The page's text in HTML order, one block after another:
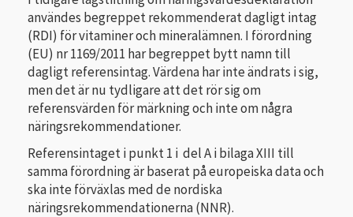
användes begreppet rekommenderat dagligt intag
(RDI) för vitaminer och mineralämnen. I förordning
(EU) nr 1169/2011 har begreppet bytt namn till
dagligt referensintag. Värdena har inte ändrats i sig,
men det är nu tydligare att det rör sig om
referensvärden för märkning och inte om några
näringsrekommendationer.
Referensintaget i punkt 1 i del A i bilaga XIII till
samma förordning är baserat på europeiska data och
ska inte förväxlas med de nordiska
näringsrekommendationerna (NNR).